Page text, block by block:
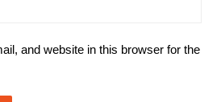
and website in this browser for the